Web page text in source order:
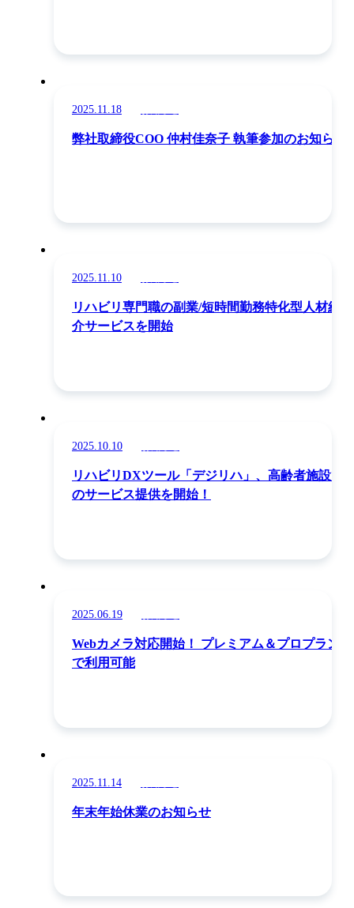
2025.11.18
弊社取締役COO 仲村佳奈子 執筆参加のお知らせ
2025.11.10
リハビリ専門職の副業/短時間勤務特化型人材紹
介サービスを開始
2025.10.10
リハビリDXツール「デジリハ」、高齢者施設で
のサービス提供を開始！
2025.06.19
Webカメラ対応開始！ プレミアム＆プロプラン
で利用可能
2025.11.14
年末年始休業のお知らせ